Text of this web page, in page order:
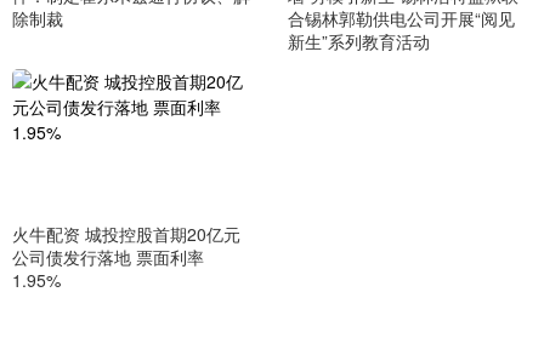
除制裁
合锡林郭勒供电公司开展“阅见
新生”系列教育活动
火牛配资 城投控股首期20亿元
公司债发行落地 票面利率
1.95%